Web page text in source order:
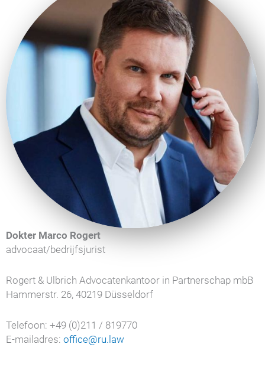
Dokter Marco Rogert
advocaat/bedrijfsjurist
Rogert & Ulbrich Advocatenkantoor in Partnerschap mbB
Hammerstr. 26, 40219 Düsseldorf
Telefoon: +49 (0)211 / 819770
E-mailadres: office@ru.law